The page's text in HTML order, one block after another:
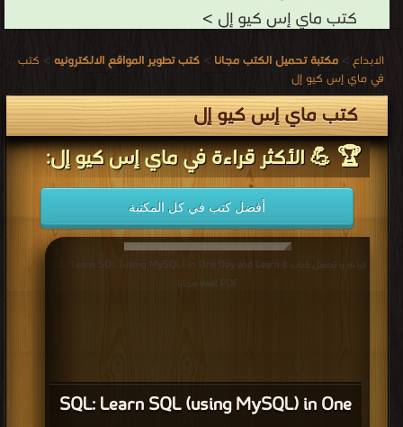
كتب ماي إس كيو إل >
الابداع > مكتبة تحميل الكتب مجانا > كتب تطوير المواقع الالكترونيه > كتب
في ماي إس كيو إل
كتب ماي إس كيو إل
🏆 💪 الأكثر قراءة في ماي إس كيو إل:
أفضل كتب في كل المكتبة
SQL: Learn SQL (using MySQL) in One
قراءة و تحميل كتاب SQL: Learn SQL (using MySQL) in One Day and Learn It
Well PDF مجانا